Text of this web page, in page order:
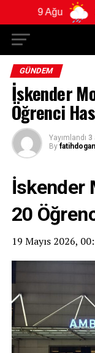
28°C
GÜNDEM
İskender
Öğrenci
Yayımlandı 3
By
İskender
20
19 Mayıs 2026,